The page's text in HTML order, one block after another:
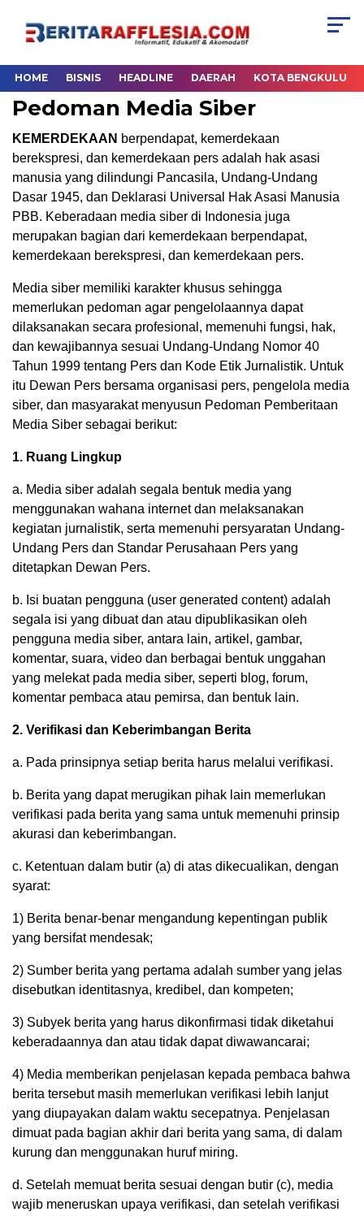
HOME BISNIS HEADLINE DAERAH KOTA BENGKULU
Pedoman Media Siber
KEMERDEKAAN berpendapat, kemerdekaan
berekspresi, dan kemerdekaan pers adalah hak asasi
manusia yang dilindungi Pancasila, Undang-Undang
Dasar 1945, dan Deklarasi Universal Hak Asasi Manusia
PBB. Keberadaan media siber di Indonesia juga
merupakan bagian dari kemerdekaan berpendapat,
kemerdekaan berekspresi, dan kemerdekaan pers.
Media siber memiliki karakter khusus sehingga
memerlukan pedoman agar pengelolaannya dapat
dilaksanakan secara profesional, memenuhi fungsi, hak,
dan kewajibannya sesuai Undang-Undang Nomor 40
Tahun 1999 tentang Pers dan Kode Etik Jurnalistik. Untuk
itu Dewan Pers bersama organisasi pers, pengelola media
siber, dan masyarakat menyusun Pedoman Pemberitaan
Media Siber sebagai berikut:
1. Ruang Lingkup
a. Media siber adalah segala bentuk media yang
menggunakan wahana internet dan melaksanakan
kegiatan jurnalistik, serta memenuhi persyaratan Undang-
Undang Pers dan Standar Perusahaan Pers yang
ditetapkan Dewan Pers.
b. Isi buatan pengguna (user generated content) adalah
segala isi yang dibuat dan atau dipublikasikan oleh
pengguna media siber, antara lain, artikel, gambar,
komentar, suara, video dan berbagai bentuk unggahan
yang melekat pada media siber, seperti blog, forum,
komentar pembaca atau pemirsa, dan bentuk lain.
2. Verifikasi dan Keberimbangan Berita
a. Pada prinsipnya setiap berita harus melalui verifikasi.
b. Berita yang dapat merugikan pihak lain memerlukan
verifikasi pada berita yang sama untuk memenuhi prinsip
akurasi dan keberimbangan.
c. Ketentuan dalam butir (a) di atas dikecualikan, dengan
syarat:
1) Berita benar-benar mengandung kepentingan publik
yang bersifat mendesak;
2) Sumber berita yang pertama adalah sumber yang jelas
disebutkan identitasnya, kredibel, dan kompeten;
3) Subyek berita yang harus dikonfirmasi tidak diketahui
keberadaannya dan atau tidak dapat diwawancarai;
4) Media memberikan penjelasan kepada pembaca bahwa
berita tersebut masih memerlukan verifikasi lebih lanjut
yang diupayakan dalam waktu secepatnya. Penjelasan
dimuat pada bagian akhir dari berita yang sama, di dalam
kurung dan menggunakan huruf miring.
d. Setelah memuat berita sesuai dengan butir (c), media
wajib meneruskan upaya verifikasi, dan setelah verifikasi